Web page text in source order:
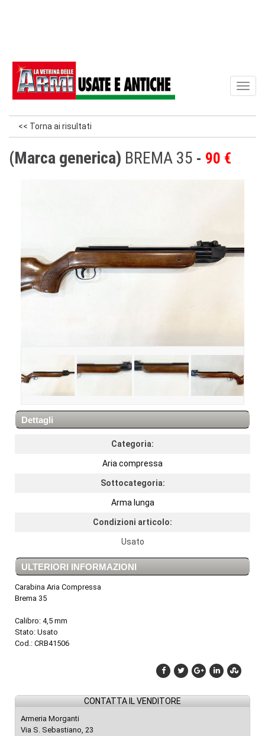
<< Torna ai risultati
(Marca generica) BREMA 35 90 €
Dettagli
Categoria:
Aria compressa
Sottocategoria:
Arma lunga
Condizioni articolo:
Usato
ULTERIORI INFORMAZIONI
Carabina Aria Compressa
Brema 35
Calibro: 4,5 mm
Stato: Usato
Cod.: CRB41506
CONTATTA IL VENDITORE
Armeria Morganti
Via S. Sebastiano, 23